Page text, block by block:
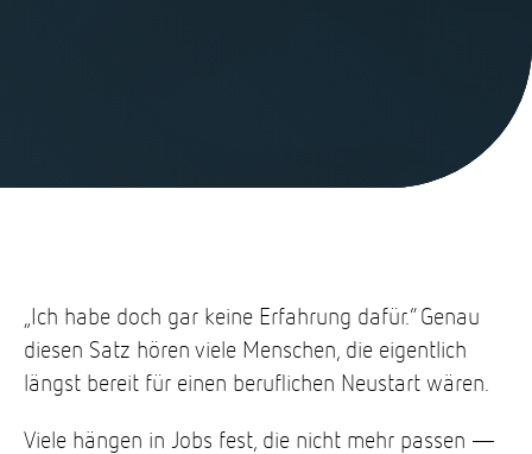
„Ich habe doch gar keine Erfahrung dafür.“ Genau
diesen Satz hören viele Menschen, die eigentlich
längst bereit für einen beruflichen Neustart wären.
Viele hängen in Jobs fest, die nicht mehr passen —